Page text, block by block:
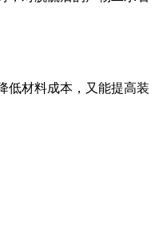
低材料成本，又能提高装